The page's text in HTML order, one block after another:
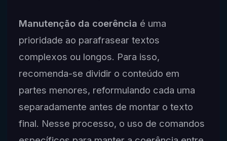
Manutenção da coerência é uma
prioridade ao parafrasear textos
complexos ou longos. Para isso,
recomenda-se dividir o conteúdo em
partes menores, reformulando cada uma
separadamente antes de montar o texto
final. Nesse processo, o uso de comandos